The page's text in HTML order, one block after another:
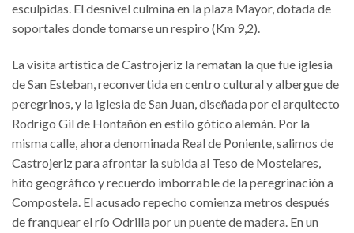
esculpidas. El desnivel culmina en la plaza Mayor, dotada de
soportales donde tomarse un respiro (Km 9,2).
La visita artística de Castrojeriz la rematan la que fue iglesia
de San Esteban, reconvertida en centro cultural y albergue de
peregrinos, y la iglesia de San Juan, diseñada por el arquitecto
Rodrigo Gil de Hontañón en estilo gótico alemán. Por la
misma calle, ahora denominada Real de Poniente, salimos de
Castrojeriz para afrontar la subida al Teso de Mostelares,
hito geográfico y recuerdo imborrable de la peregrinación a
Compostela. El acusado repecho comienza metros después
de franquear el río Odrilla por un puente de madera. En un